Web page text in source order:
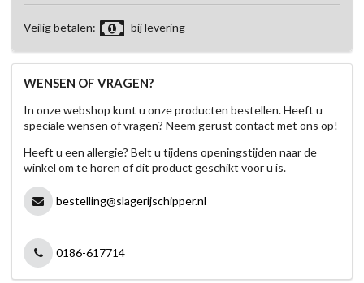
Veilig betalen: bij levering
WENSEN OF VRAGEN?
In onze webshop kunt u onze producten bestellen. Heeft u
speciale wensen of vragen? Neem gerust contact met ons op!
Heeft u een allergie? Belt u tijdens openingstijden naar de
winkel om te horen of dit product geschikt voor u is.
bestelling@slagerijschipper.nl
0186-617714